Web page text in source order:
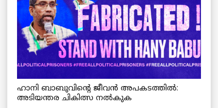
ഹാനി ബാബുവിന്റെ ജീവൻ അപകടത്തിൽ:
അടിയന്തര ചികിത്സ നൽകുക